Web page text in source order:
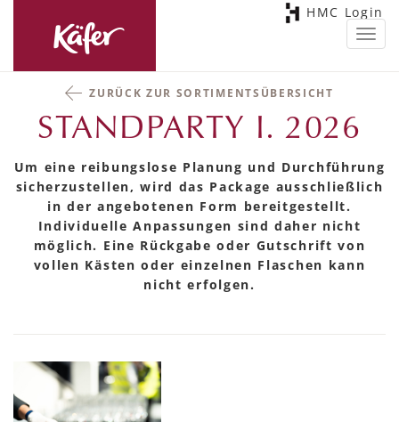
HMC Login
ZURÜCK ZUR SORTIMENTSÜBERSICHT
STANDPARTY I. 2026
Um eine reibungslose Planung und Durchführung
sicherzustellen, wird das Package ausschließlich
in der angebotenen Form bereitgestellt.
Individuelle Anpassungen sind daher nicht
möglich. Eine Rückgabe oder Gutschrift von
vollen Kästen oder einzelnen Flaschen kann
nicht erfolgen.